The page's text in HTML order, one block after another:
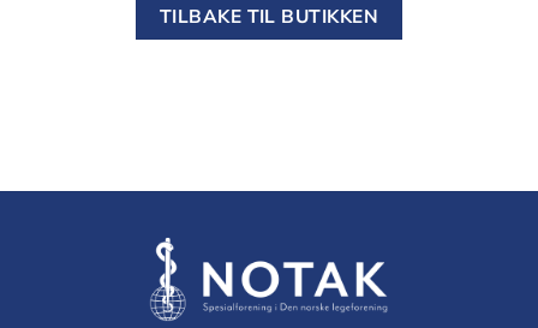
TILBAKE TIL BUTIKKEN